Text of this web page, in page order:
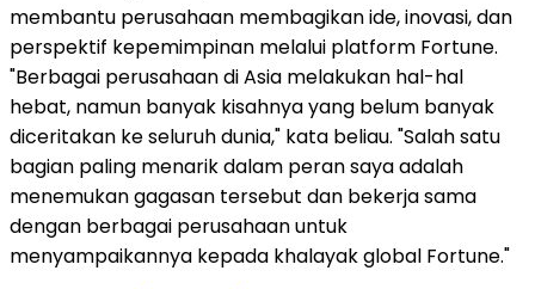
membantu perusahaan membagikan ide, inovasi, dan
perspektif kepemimpinan melalui platform Fortune.
"Berbagai perusahaan di Asia melakukan hal-hal
hebat, namun banyak kisahnya yang belum banyak
diceritakan ke seluruh dunia," kata beliau. "Salah satu
bagian paling menarik dalam peran saya adalah
menemukan gagasan tersebut dan bekerja sama
dengan berbagai perusahaan untuk
menyampaikannya kepada khalayak global Fortune."